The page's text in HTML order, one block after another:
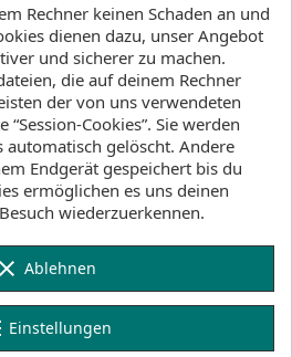
Lieferzeiten)
anzuzeigen
Rechner keinen Schaden an und
dienen dazu, unser Angebot
und sicherer zu machen.
die auf deinem Rechner
der von uns verwendeten
Cookies”. Sie werden
automatisch gelöscht. Andere
Endgerät gespeichert bis du
ermöglichen es uns deinen
wiederzuerkennen.
clear Ablehnen
Einstellungen